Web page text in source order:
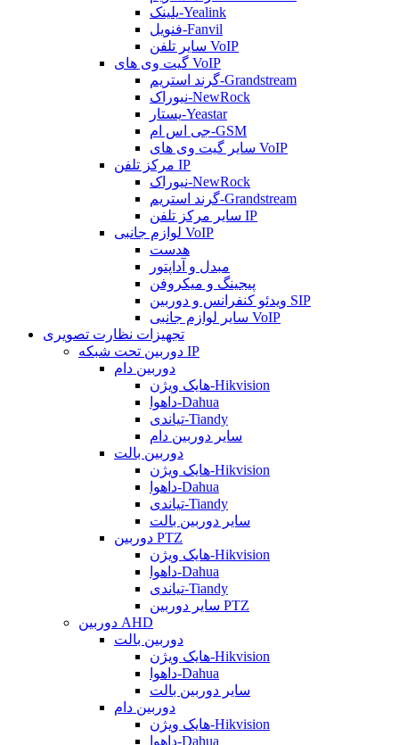
یلینک-Yealink
فنویل-Fanvil
سایر تلفن VoIP
گیت وی های VoIP
گرند استریم-Grandstream
نیوراک-NewRock
یستار-Yeastar
جی اس ام-GSM
سایر گیت وی های VoIP
مرکز تلفن IP
نیوراک-NewRock
گرند استریم-Grandstream
سایر مرکز تلفن IP
لوازم جانبی VoIP
هدست
مبدل و آداپتور
پیجینگ و میکروفن
ویدئو کنفرانس و دوربین SIP
سایر لوازم جانبی VoIP
تجهیزات نظارت تصویری
دوربین تحت شبکه IP
دوربین دام
هایک ویژن-Hikvision
داهوا-Dahua
تیاندی-Tiandy
سایر دوربین دام
دوربین بالت
هایک ویژن-Hikvision
داهوا-Dahua
تیاندی-Tiandy
سایر دوربین بالت
دوربین PTZ
هایک ویژن-Hikvision
داهوا-Dahua
تیاندی-Tiandy
سایر دوربین PTZ
دوربین AHD
دوربین بالت
هایک ویژن-Hikvision
داهوا-Dahua
سایر دوربین بالت
دوربین دام
هایک ویژن-Hikvision
داهوا-Dahua